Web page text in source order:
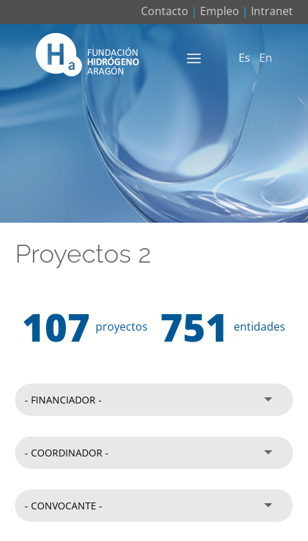
Contacto | Empleo | Intranet
Es En
Proyectos 2
107 proyectos 751 entidades